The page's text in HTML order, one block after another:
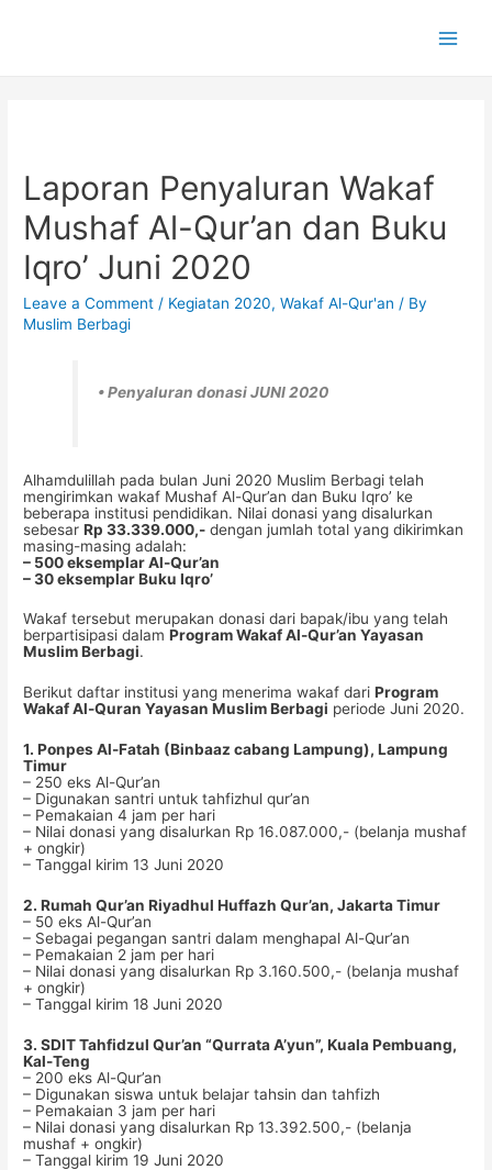
Laporan Penyaluran Wakaf
Mushaf Al-Qur’an dan Buku
Iqro’ Juni 2020
Leave a Comment / Kegiatan 2020,Wakaf Al-Qur'an / By
Muslim Berbagi
• Penyaluran donasi JUNI 2020
Alhamdulillah pada bulan Juni 2020 Muslim Berbagi telah
mengirimkan wakaf Mushaf Al-Qur’an dan Buku Iqro’ ke
beberapa institusi pendidikan. Nilai donasi yang disalurkan
sebesarRp 33.339.000,- dengan jumlah total yang dikirimkan
masing-masing adalah:
– 500 eksemplar Al-Qur’an
– 30 eksemplar Buku Iqro’
Wakaf tersebut merupakan donasi dari bapak/ibu yang telah
berpartisipasi dalamProgram Wakaf Al-Qur’an Yayasan
Muslim Berbagi.
Berikut daftar institusi yang menerima wakaf dariProgram
Wakaf Al-Quran Yayasan Muslim Berbagi periode Juni 2020.
1. Ponpes Al-Fatah (Binbaaz cabang Lampung), Lampung
Timur
– 250 eks Al-Qur’an
– Digunakan santri untuk tahfizhul qur’an
– Pemakaian 4 jam per hari
– Nilai donasi yang disalurkan Rp 16.087.000,- (belanja mushaf
+ ongkir)
– Tanggal kirim 13 Juni 2020
2. Rumah Qur’an Riyadhul Huffazh Qur’an, Jakarta Timur
– 50 eks Al-Qur’an
– Sebagai pegangan santri dalam menghapal Al-Qur’an
– Pemakaian 2 jam per hari
– Nilai donasi yang disalurkan Rp 3.160.500,- (belanja mushaf
+ ongkir)
– Tanggal kirim 18 Juni 2020
3. SDIT Tahfidzul Qur’an “Qurrata A’yun”, Kuala Pembuang,
Kal-Teng
– 200 eks Al-Qur’an
– Digunakan siswa untuk belajar tahsin dan tahfizh
– Pemakaian 3 jam per hari
– Nilai donasi yang disalurkan Rp 13.392.500,- (belanja
mushaf + ongkir)
– Tanggal kirim 19 Juni 2020